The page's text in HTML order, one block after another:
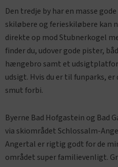
Den tredje by har en masse
skiløbere og ferieskiløbere kan
direkte op mod Stubnerkogel
finder du, udover gode pister,
hængebro samt et
udsigt. Hvis du er til funparks, er
smut forbi.
Byerne Bad Hofgastein og Bad
via skiområdet Schlossalm-
Angertal er rigtig godt for de
området super familievenligt.